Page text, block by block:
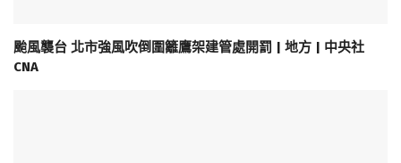
颱風襲台 北市強風吹倒圍籬鷹架建管處開罰 | 地方 | 中央社
CNA